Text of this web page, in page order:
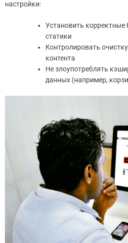
настройки:
Установить корректные
статики
Контролировать
контента
Не злоупотреблять
данных (например,